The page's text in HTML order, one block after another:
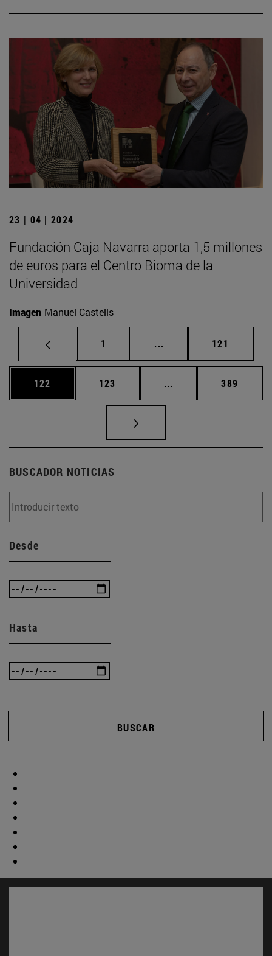
23 | 04 | 2024
Fundación Caja Navarra aporta 1,5 millones
de euros para el Centro Bioma de la
Universidad
Imagen Manuel Castells
Página
1 ... Páginas intermedias
Página
121
Página
122 Página
123 ... Páginas intermedias
Página
389
BUSCADOR NOTICIAS
Desde
Hasta
BUSCAR